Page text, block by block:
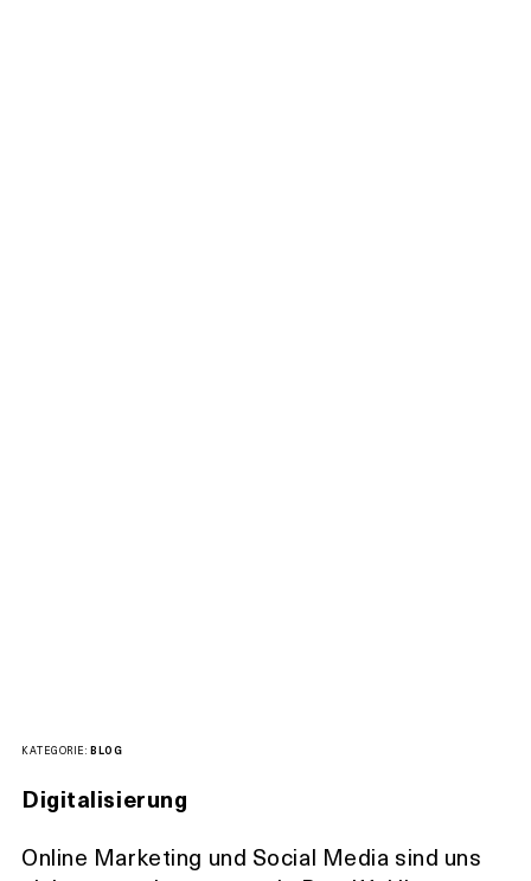
KATEGORIE:BLOG
Digitalisierung
Online Marketing und Social Media sind uns